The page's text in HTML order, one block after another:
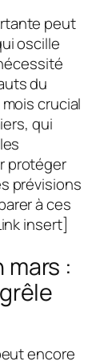
peut
oscille
du
crucial
qui
protéger
prévisions
à ces
insert]
:
encore